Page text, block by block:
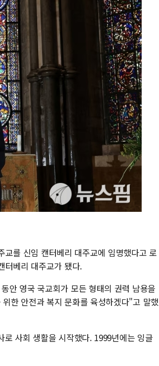
를 신임 캔터베리 대주교에 임명했다고 로
터베리 대주교가 됐다.
안 영국 국교회가 모든 형태의 권력 남용을
한 안전과 복지 문화를 육성하겠다"고 말했
사회 생활을 시작했다. 1999년에는 잉글